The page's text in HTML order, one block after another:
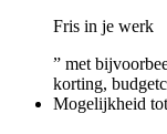
Fris in je werk
” met
korting,
Mogelijkheid